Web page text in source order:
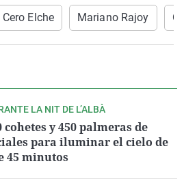
Elche Mariano Rajoy
LA NIT DE L’ALBÀ
cohetes y 450 palmeras de
para iluminar el cielo de
45 minutos